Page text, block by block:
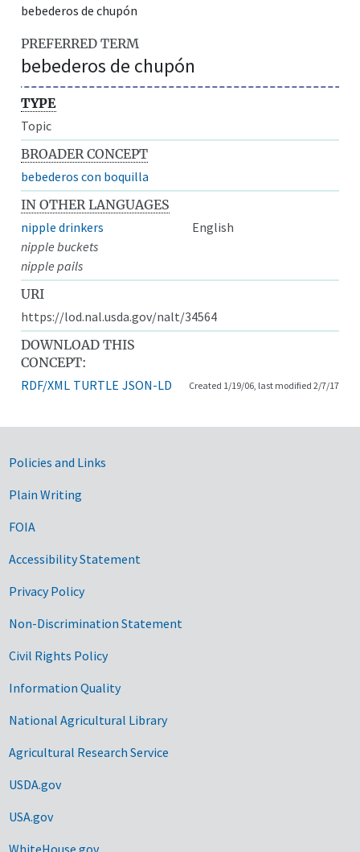
bebederos de chupón
PREFERRED TERM
bebederos de chupón
TYPE
Topic
BROADER CONCEPT
bebederos con boquilla
IN OTHER LANGUAGES
nipple drinkers
English
nipple buckets
nipple pails
URI
https://lod.nal.usda.gov/nalt/34564
DOWNLOAD THIS
CONCEPT:
RDF/XML TURTLE JSON-LD Created 1/19/06, last modified 2/7/17
Government Links
Policies and Links
Plain Writing
FOIA
Accessibility Statement
Privacy Policy
Non-Discrimination Statement
Civil Rights Policy
Information Quality
National Agricultural Library
Agricultural Research Service
USDA.gov
USA.gov
WhiteHouse.gov